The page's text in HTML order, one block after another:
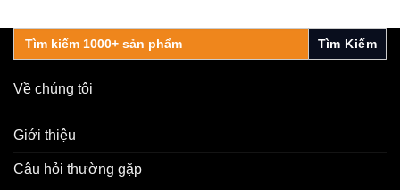
Search
for:
Về chúng tôi
Giới thiệu
Câu hỏi thường gặp